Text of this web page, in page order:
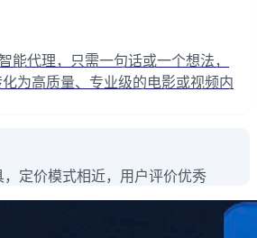
能代理，只需一句话或一个想法，
为高质量、专业级的电影或视频内
，定价模式相近，用户评价优秀